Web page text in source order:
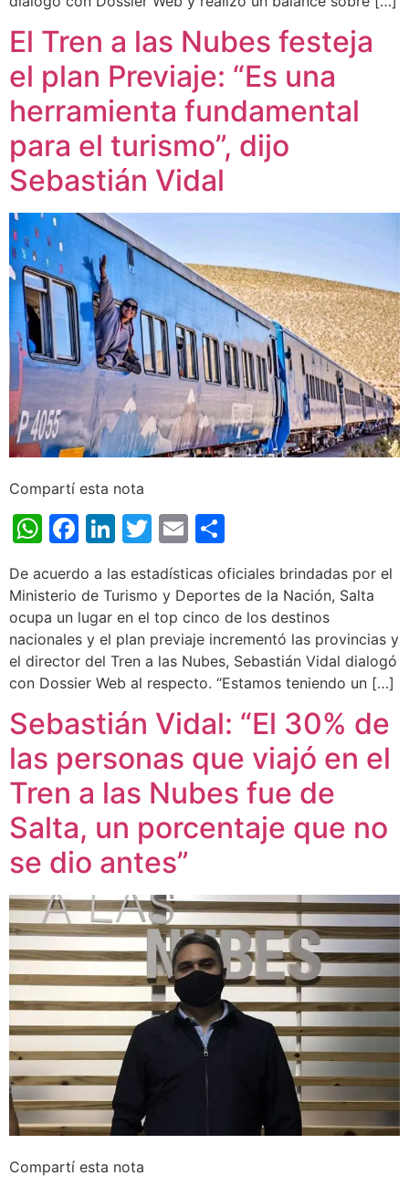
El Tren a las Nubes festeja
el plan Previaje: “Es una
herramienta fundamental
para el turismo”, dijo
Sebastián Vidal
Compartí esta nota
WhatsApp
Facebook
LinkedIn
Twitter
Email
De acuerdo a las estadísticas oficiales brindadas por el
Ministerio de Turismo y Deportes de la Nación, Salta
ocupa un lugar en el top cinco de los destinos
nacionales y el plan previaje incrementó las provincias y
el director del Tren a las Nubes, Sebastián Vidal dialogó
con Dossier Web al respecto. “Estamos teniendo un […]
Sebastián Vidal: “El 30% de
las personas que viajó en el
Tren a las Nubes fue de
Salta, un porcentaje que no
se dio antes”
Compartí esta nota